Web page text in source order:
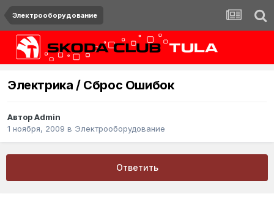
Электрооборудование
Электрика / Сброс Ошибок
АвторAdmin
1 ноября, 2009 в Электрооборудование
Ответить